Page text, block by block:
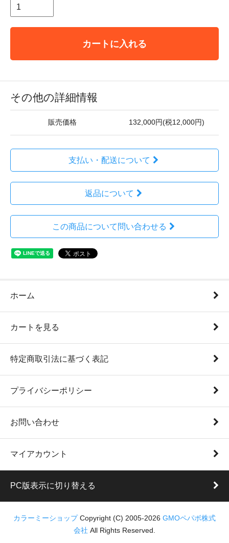
カートに入れる
その他の詳細情報
販売価格 132,000円(税12,000円)
支払い・配送について
返品について
この商品について問い合わせる
ホーム
カートを見る
特定商取引法に基づく表記
プライバシーポリシー
お問い合わせ
マイアカウント
PC版表示に切り替える
カラーミーショップ Copyright (C) 2005-2026 GMOペパボ株式
会社 All Rights Reserved.